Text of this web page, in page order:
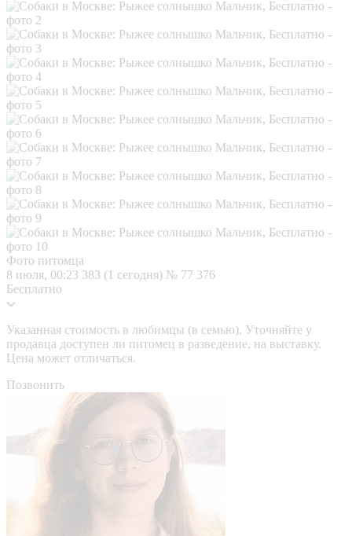
Фото питомца
8 июля, 00:23 383 (1 сегодня) № 77 376
Бесплатно
Указанная стоимость в любимцы (в семью). Уточняйте у
продавца доступен ли питомец в разведение, на выставку.
Цена может отличаться.
Позвонить